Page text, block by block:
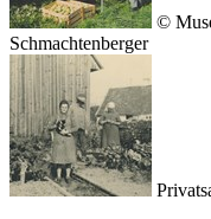
©
Schmachtenberger